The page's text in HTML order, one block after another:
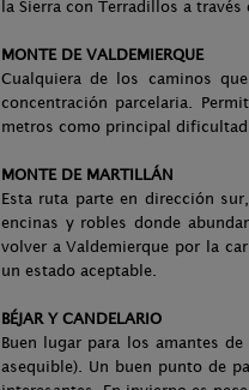
la Sierra con Terradillos a
MONTE DE VALDEMIERQUE
Cualquiera de los caminos
concentración parcelaria.
metros como principal
MONTE DE MARTILLÁN
Esta ruta parte en dirección
encinas y robles donde
volver a Valdemierque por la
un estado aceptable.
BÉJAR Y CANDELARIO
Buen lugar para los amantes
asequible). Un buen punto de